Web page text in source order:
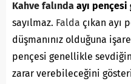
Kahve falında ayı
sayılmaz. Falda çıkan ayı
düşmanınız olduğuna
pençesi genellikle
zarar verebileceğini